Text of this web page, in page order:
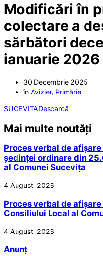
Modificări în
colectare a
sărbători
ianuarie 2026
30 Decembrie 2025
în Avizier, Primărie
SUCEVITADescarcă
Mai multe noutăți
Proces verbal de
ședinței ordinare din
al Comunei Sucevița
4 August, 2026
Proces verbal de
Consiliului Local al
4 August, 2026
Anunț